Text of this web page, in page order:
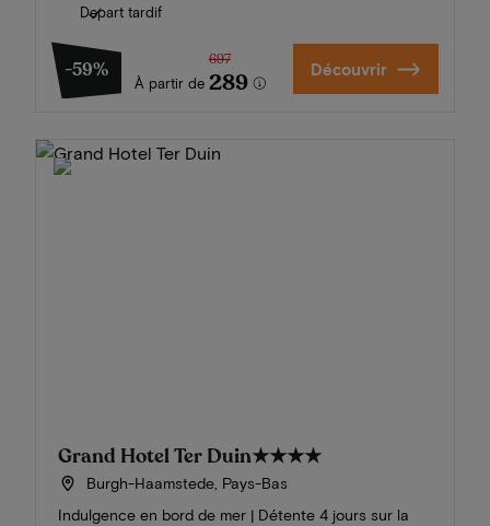
Depart tardif
-59%
À partir de
697
289 Découvrir
Grand Hotel Ter Duin★★★★
Burgh-Haamstede, Pays-Bas
Indulgence en bord de mer | Détente 4 jours sur la